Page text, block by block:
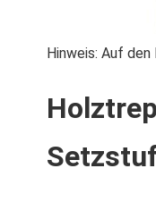
Zum
der
springen
Hinweis: Auf